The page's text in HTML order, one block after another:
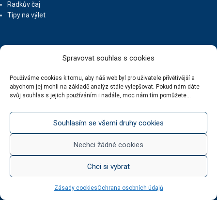
Spravovat souhlas s cookies
Používáme cookies k tomu, aby náš web byl pro uživatele přívětivější a
abychom jej mohli na základě analýz stále vylepšovat. Pokud nám dáte
svůj souhlas s jejich používáním i nadále, moc nám tím pomůžete...
Souhlasím se všemi druhy cookies
Nechci žádné cookies
Chci si vybrat
Zásady cookiesOchrana osobních údajů
Radkův čaj
Tipy na výlet
UŽITEČNÉ ODKAZY
Ochrana osobních údajů
Obchodní podmínky
Reklamační řád
Kde nás najdete
Kontaktní údaje
2020 ... Vytvořil JiriWasserbauer.cz
:: weby, e-shopy, copywriting, reklama,